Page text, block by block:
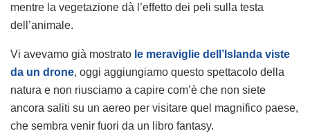
mentre la vegetazione dà l’effetto dei peli sulla testa
dell’animale.
Vi avevamo già mostrato le meraviglie dell’Islanda viste
da un drone, oggi aggiungiamo questo spettacolo della
natura e non riusciamo a capire com’è che non siete
ancora saliti su un aereo per visitare quel magnifico paese,
che sembra venir fuori da un libro fantasy.